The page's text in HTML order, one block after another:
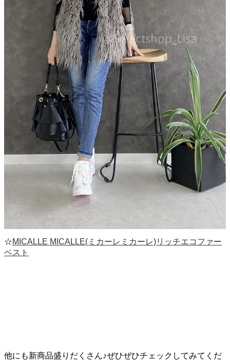
☆MICALLE MICALLE(ミカーレミカーレ)リッチエコファー
ベスト
他にも新商品盛りだくさん♪ぜひぜひチェックしてみてくだ